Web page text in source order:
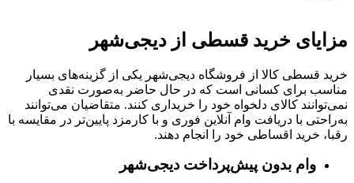
مزایای خرید قسطی از دیجی‌شهر
خرید قسطی کالا از فروشگاه دیجی‌شهر یکی از گزینه‌های بسیار
مناسب برای کسانی است که در حال حاضر به‌صورت نقدی
نمی‌توانند کالای دلخواه خود را خریداری کنند. متقاضیان می‌توانند
به‌راحتی با دریافت وام آنلاین فوری و با کارمزد پایین‌تر در مقایسه با
رقبا، خرید اقساطی خود را انجام دهند.
وام بدون پیش‌پرداخت‌ دیجی‌شهر